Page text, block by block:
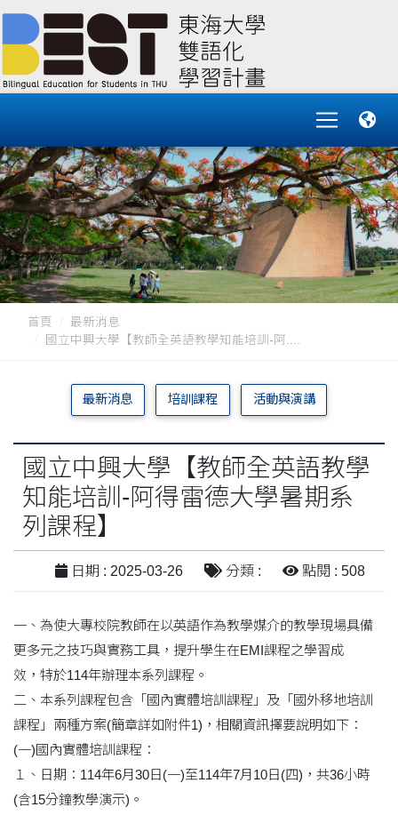
首頁
最新消息
國立中興大學【教師全英語教學知能培訓-阿....
最新消息 培訓課程 活動與演講
國立中興大學【教師全英語教學
知能培訓-阿得雷德大學暑期系
列課程】
日期 : 2025-03-26 分類 : 點閱 : 508
一、為使大專校院教師在以英語作為教學媒介的教學現場具備
更多元之技巧與實務工具，提升學生在EMI課程之學習成
效，特於114年辦理本系列課程。
二、本系列課程包含「國內實體培訓課程」及「國外移地培訓
課程」兩種方案(簡章詳如附件1)，相關資訊擇要說明如下：
(一)國內實體培訓課程：
１、日期：114年6月30日(一)至114年7月10日(四)，共36小時
(含15分鐘教學演示)。